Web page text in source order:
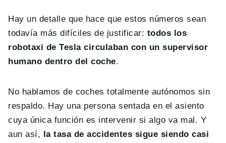
Hay un detalle que hace que estos números sean
todavía más difíciles de justificar: todos los
robotaxi de Tesla circulaban con un supervisor
humano dentro del coche.
No hablamos de coches totalmente autónomos sin
respaldo. Hay una persona sentada en el asiento
cuya única función es intervenir si algo va mal. Y
aun así, la tasa de accidentes sigue siendo casi